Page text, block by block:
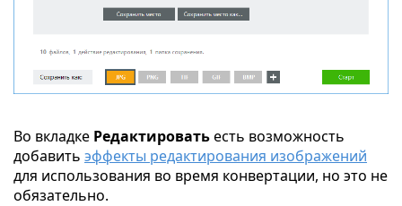
Во вкладке Редактироватьесть возможность
добавить эффекты редактирования изображений
для использования во время конвертации, но это не
обязательно.